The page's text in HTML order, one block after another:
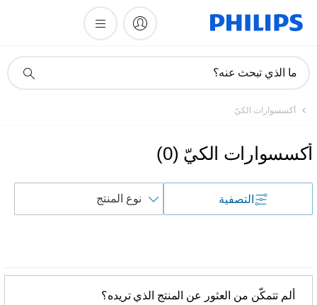
دعم
ما الذي تبحث عنه؟
أكسسوارات الكيّ
أكسسوارات الكيّ (
0
)
التصفية
حسب
ألم تتمكّن من العثور عن المنتج الذي تريده؟